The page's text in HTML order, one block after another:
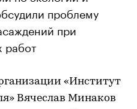
проблему
при
работ
«Институт
Вячеслав Минаков